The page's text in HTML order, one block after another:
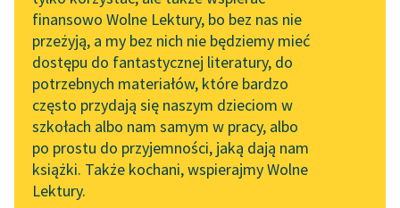
Tunkiel w Oslo
Wolne Lektury na 32.
Pol’and’Rock Festivalu
„Kochanek Lady
Chatterley” do słuchania
na Wolnych Lekturach
Nowy audiobook –
„Marzenie o Oriencie”
API
OAI-PMH
Widget Wolnych Lektur
Przypisy
finansowo Wolne Lektury, bo bez nas nie
przeżyją, a my bez nich nie będziemy mieć
dostępu do fantastycznej literatury, do
potrzebnych materiałów, które bardzo
często przydają się naszym dzieciom w
szkołach albo nam samym w pracy, albo
po prostu do przyjemności, jaką dają nam
książki. Także kochani, wspierajmy Wolne
Lektury.
przypadki swoje
opisuiący
Żyiąc swobodnie w
domu siostry i ciesząc
się siestrzeńcami i
siestrzenicami memi,
w których edukacyi...